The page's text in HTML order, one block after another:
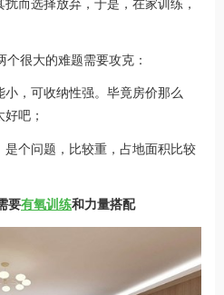
而选择放弃，于是，在家训练，
很大的难题需要攻克：
，可收纳性强。毕竟房价那么
吧；
是个问题，比较重，占地面积比较
要有氧训练和力量搭配